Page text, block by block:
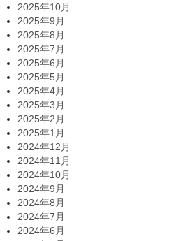
2025年10月
2025年9月
2025年8月
2025年7月
2025年6月
2025年5月
2025年4月
2025年3月
2025年2月
2025年1月
2024年12月
2024年11月
2024年10月
2024年9月
2024年8月
2024年7月
2024年6月